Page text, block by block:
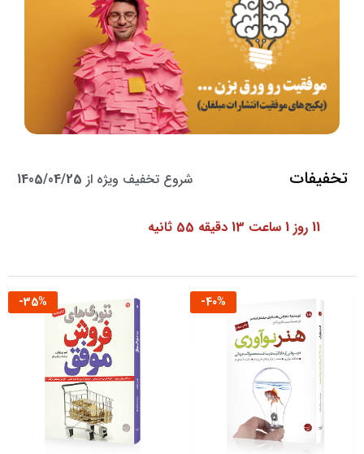
تخفیفات شروع تخفیف ویژه از 1405/04/25
11 روز 1 ساعت 13 دقیقه 54 ثانیه
-35% -40%